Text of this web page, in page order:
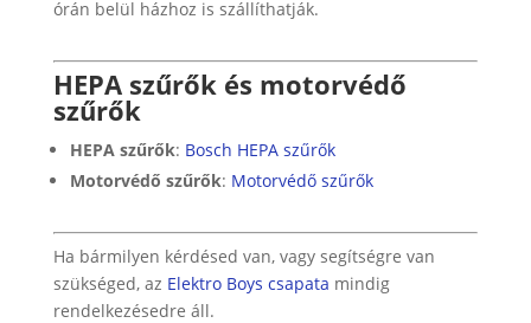
órán belül házhoz is szállíthatják.
HEPA szűrők és motorvédő
szűrők
HEPA szűrők: Bosch HEPA szűrők
Motorvédő szűrők: Motorvédő szűrők
Ha bármilyen kérdésed van, vagy segítségre van
szükséged, az Elektro Boys csapata mindig
rendelkezésedre áll.